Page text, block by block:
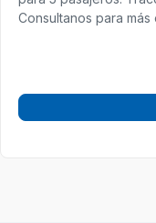
Consultanos para